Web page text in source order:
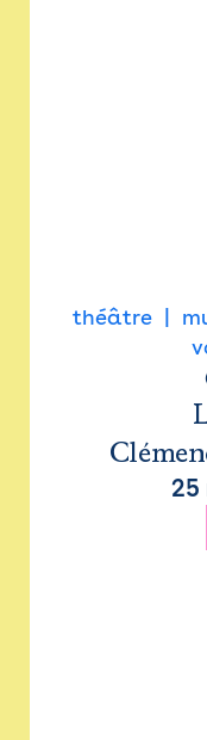
théâtre
25